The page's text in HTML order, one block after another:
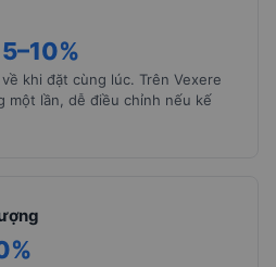
khi đặt cùng lúc. Trên Vexere
một lần, dễ điều chỉnh nếu kế